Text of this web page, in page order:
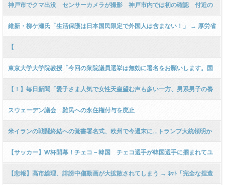
神戸市でクマ出没 センサーカメラが撮影 神戸市内では初の確認 付近の
ゴルフ場などに注意呼びかけ
維新・柳ケ瀬氏「生活保護は日本国民限定で外国人は含まない！」 → 厚労省
「外国人を排除するのは人道上よくない！」 ｗｗｗｗｗｗｗｗｗｗｗｗｗｗ
ｗｗｗｗｗｗ
【
東京大学大学院教授「今回の衆院議員選挙は無効に署名をお願いします。国
家存亡の危機です」
【！】毎日新聞「愛子さま人気で女性天皇望む声も多い一方、男系男子の養
子縁組案は有権者に浸透していない！」ｗｗｗｗｗｗｗｗｗｗｗｗｗｗｗｗ
ｗｗｗ
スウェーデン議会 難民への永住権付与を廃止
米イランの戦闘終結への覚書署名式、欧州で今週末に…トランプ大統領明か
す【サッカー】W杯開幕！チェコ－韓国 チェコ選手が韓国選手に掴まれてユ
ニホームがビリビリに破れる [6/12] [ばーど★]
【悲報】高市総理、誹謗中傷動画が大拡散されてしまう → ﾈｯﾄ「完全な捏造